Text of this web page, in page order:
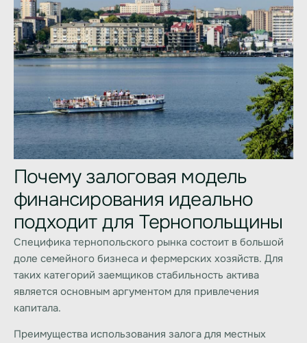
Почему залоговая модель
финансирования идеально
подходит для Тернопольщины
Специфика тернопольского рынка состоит в большой
доле семейного бизнеса и фермерских хозяйств. Для
таких категорий заемщиков стабильность актива
является основным аргументом для привлечения
капитала.
Преимущества использования залога для местных